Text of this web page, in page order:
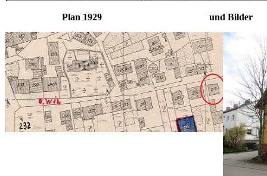
Plan 1929 und Bilder